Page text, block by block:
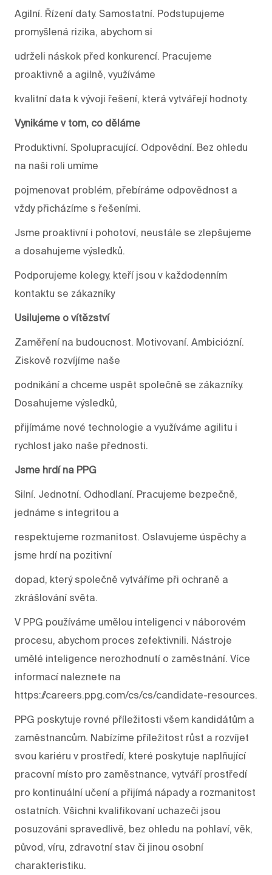
Agilní. Řízení daty. Samostatní. Podstupujeme
promyšlená rizika, abychom si
udrželi náskok před konkurencí. Pracujeme
proaktivně a agilně, využíváme
kvalitní data k vývoji řešení, která vytvářejí hodnoty.
Vynikáme v tom, co děláme
Produktivní. Spolupracující. Odpovědní. Bez ohledu
na naši roli umíme
pojmenovat problém, přebíráme odpovědnost a
vždy přicházíme s řešeními.
Jsme proaktivní i pohotoví, neustále se zlepšujeme
a dosahujeme výsledků.
Podporujeme kolegy, kteří jsou v každodenním
kontaktu se zákazníky
Usilujeme o vítězství
Zaměření na budoucnost. Motivovaní. Ambiciózní.
Ziskově rozvíjíme naše
podnikání a chceme uspět společně se zákazníky.
Dosahujeme výsledků,
přijímáme nové technologie a využíváme agilitu i
rychlost jako naše přednosti.
Jsme hrdí na PPG
Silní. Jednotní. Odhodlaní. Pracujeme bezpečně,
jednáme s integritou a
respektujeme rozmanitost. Oslavujeme úspěchy a
jsme hrdí na pozitivní
dopad, který společně vytváříme při ochraně a
zkrášlování světa.
V PPG používáme umělou inteligenci v náborovém
procesu, abychom proces zefektivnili. Nástroje
umělé inteligence nerozhodnutí o zaměstnání. Více
informací naleznete na
https://careers.ppg.com/cs/cs/candidate-resources.
PPG poskytuje rovné příležitosti všem kandidátům a
zaměstnancům. Nabízíme příležitost růst a rozvíjet
svou kariéru v prostředí, které poskytuje naplňující
pracovní místo pro zaměstnance, vytváří prostředí
pro kontinuální učení a přijímá nápady a rozmanitost
ostatních. Všichni kvalifikovaní uchazeči jsou
posuzováni spravedlivě, bez ohledu na pohlaví, věk,
původ, víru, zdravotní stav či jinou osobní
charakteristiku.